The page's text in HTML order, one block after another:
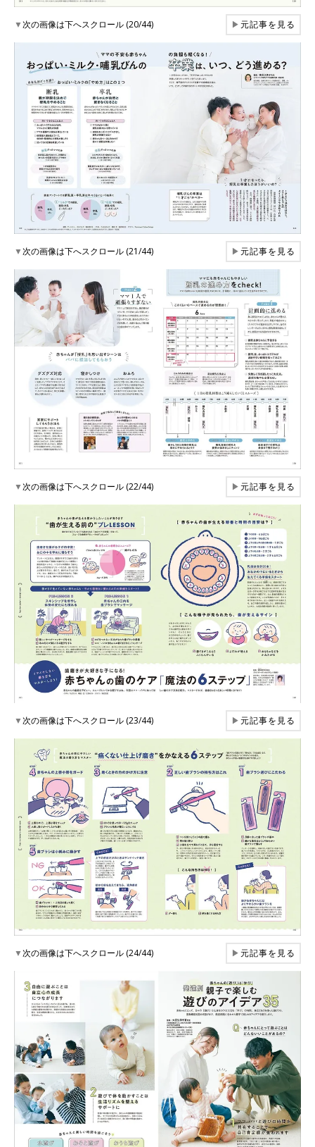
▼次の画像は下へスクロール (20/44) ▶元記事を見る
▼次の画像は下へスクロール (21/44) ▶元記事を見る
▼次の画像は下へスクロール (22/44) ▶元記事を見る
▼次の画像は下へスクロール (23/44) ▶元記事を見る
▼次の画像は下へスクロール (24/44) ▶元記事を見る